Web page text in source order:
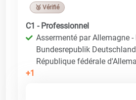
🥉 Vérifié
C1 - Professionnel
Assermenté par Allemagne -
Bundesrepublik
République fédérale
+1